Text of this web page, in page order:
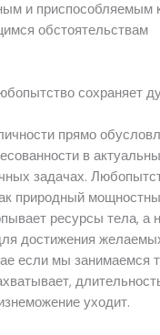
и приспособляемым
обстоятельствам
сохраняет
прямо
в
задачах.
природный
ресурсы тела, а
достижения
если мы занимаемся
уходит.